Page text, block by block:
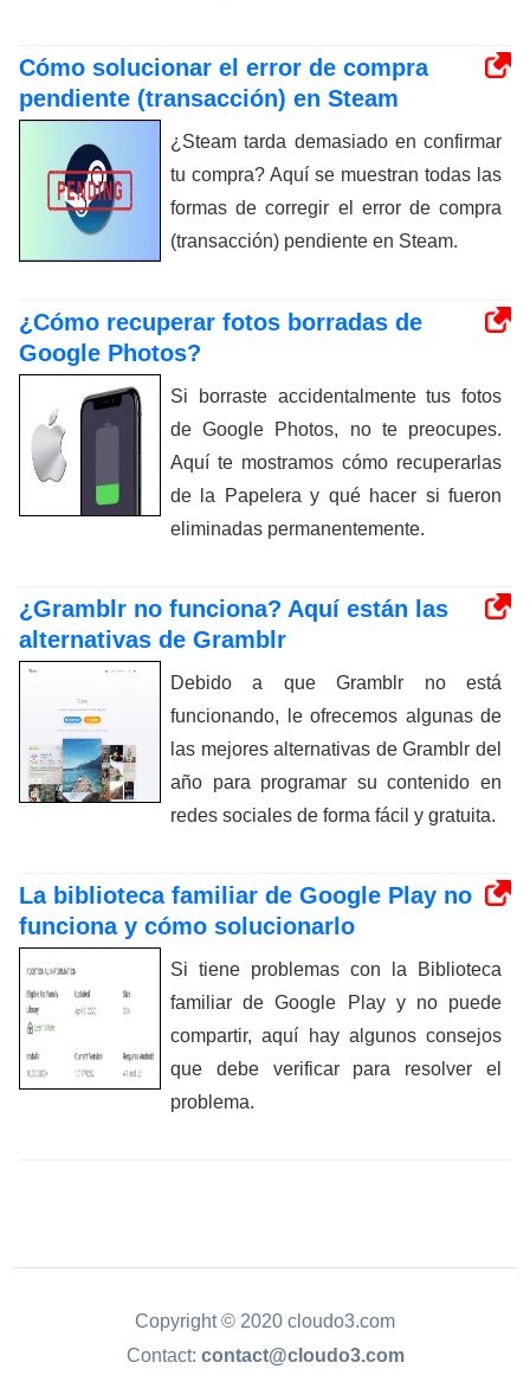
Cómo solucionar el error de compra
pendiente (transacción) en Steam
¿Steam tarda demasiado en confirmar
tu compra? Aquí se muestran todas las
formas de corregir el error de compra
(transacción) pendiente en Steam.
¿Cómo recuperar fotos borradas de
Google Photos?
Si borraste accidentalmente tus fotos
de Google Photos, no te preocupes.
Aquí te mostramos cómo recuperarlas
de la Papelera y qué hacer si fueron
eliminadas permanentemente.
¿Gramblr no funciona? Aquí están las
alternativas de Gramblr
Debido a que Gramblr no está
funcionando, le ofrecemos algunas de
las mejores alternativas de Gramblr del
año para programar su contenido en
redes sociales de forma fácil y gratuita.
La biblioteca familiar de Google Play no
funciona y cómo solucionarlo
Si tiene problemas con la Biblioteca
familiar de Google Play y no puede
compartir, aquí hay algunos consejos
que debe verificar para resolver el
problema.
Copyright © 2020 cloudo3.com
Contact: contact@cloudo3.com